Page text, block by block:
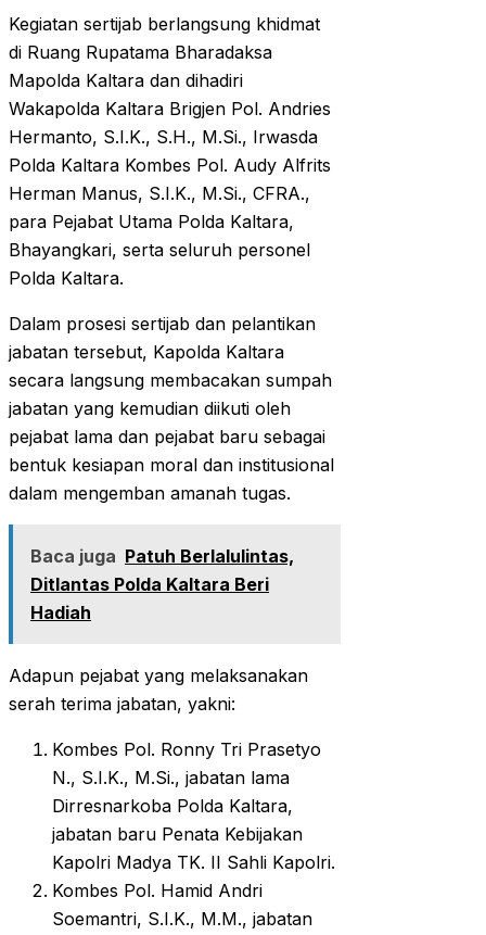
Kegiatan sertijab berlangsung khidmat
di Ruang Rupatama Bharadaksa
Mapolda Kaltara dan dihadiri
Wakapolda Kaltara Brigjen Pol. Andries
Hermanto, S.I.K., S.H., M.Si., Irwasda
Polda Kaltara Kombes Pol. Audy Alfrits
Herman Manus, S.I.K., M.Si., CFRA.,
para Pejabat Utama Polda Kaltara,
Bhayangkari, serta seluruh personel
Polda Kaltara.
Dalam prosesi sertijab dan pelantikan
jabatan tersebut, Kapolda Kaltara
secara langsung membacakan sumpah
jabatan yang kemudian diikuti oleh
pejabat lama dan pejabat baru sebagai
bentuk kesiapan moral dan institusional
dalam mengemban amanah tugas.
Baca juga Patuh Berlalulintas,
Ditlantas Polda Kaltara Beri
Hadiah
Adapun pejabat yang melaksanakan
serah terima jabatan, yakni:
Kombes Pol. Ronny Tri Prasetyo
N., S.I.K., M.Si., jabatan lama
Dirresnarkoba Polda Kaltara,
jabatan baru Penata Kebijakan
Kapolri Madya TK. II Sahli Kapolri.
Kombes Pol. Hamid Andri
Soemantri, S.I.K., M.M., jabatan